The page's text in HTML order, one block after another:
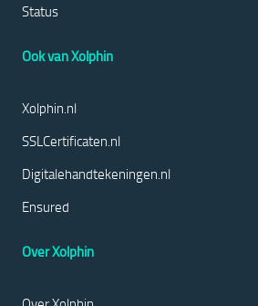
Status
Ook van Xolphin
Xolphin.nl
SSLCertificaten.nl
Digitalehandtekeningen.nl
Ensured
Over Xolphin